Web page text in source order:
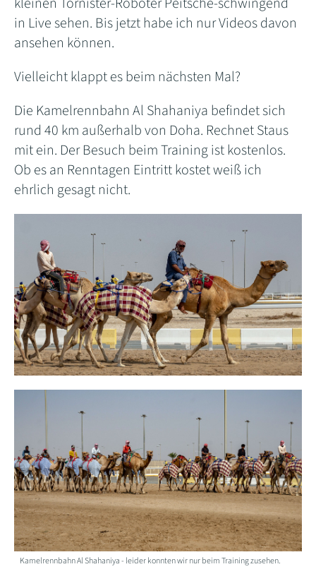
in Live sehen. Bis jetzt habe ich nur Videos davon
ansehen können.
Vielleicht klappt es beim nächsten Mal?
Die Kamelrennbahn Al Shahaniya befindet sich
rund 40 km außerhalb von Doha. Rechnet Staus
mit ein. Der Besuch beim Training ist kostenlos.
Ob es an Renntagen Eintritt kostet weiß ich
ehrlich gesagt nicht.
Kamelrennbahn Al Shahaniya - leider konnten wir nur beim Training zusehen.